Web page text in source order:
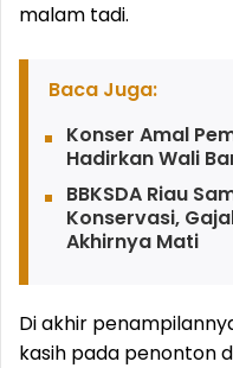
malam tadi.
Baca Juga:
Konser Amal
Hadirkan Wali
BBKSDA Riau
Konservasi,
Akhirnya Mati
Di akhir
kasih pada penonton